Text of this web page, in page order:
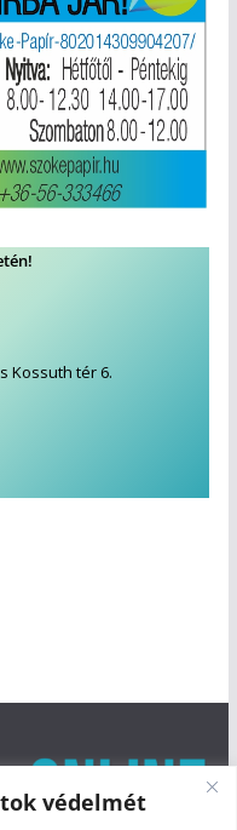
védelmét
Kossuth tér 6.